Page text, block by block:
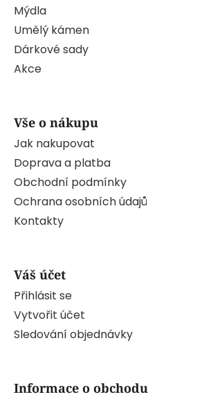
Mýdla
Umělý kámen
Dárkové sady
Akce
Vše o nákupu
Jak nakupovat
Doprava a platba
Obchodní podmínky
Ochrana osobních údajů
Kontakty
Váš účet
Přihlásit se
Vytvořit účet
Sledování objednávky
Informace o obchodu